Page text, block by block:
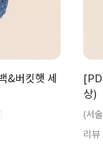
&버킷햇 세
상)
(서
리뷰